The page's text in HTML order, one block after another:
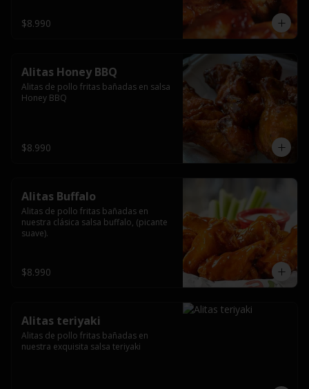
$8.990
Alitas Honey BBQ
Alitas de pollo fritas bañadas en salsa
Honey BBQ
$8.990
Alitas Buffalo
Alitas de pollo fritas bañadas en
nuestra clásica salsa buffalo, (picante
suave).
$8.990
Alitas teriyaki
Alitas de pollo fritas bañadas en
nuestra exquisita salsa teriyaki